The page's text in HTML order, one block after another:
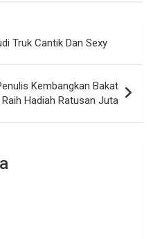
Truk Cantik Dan Sexy
Kembangkan Bakat
Hadiah Ratusan Juta